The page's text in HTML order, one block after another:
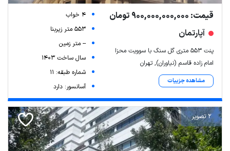
قیمت: 900,000,000,000 تومان
آپارتمان
پنت ۵۵۳ متری گل سنگ با سوویت محزا
امام زاده قاسم (نیاوران), تهران
مشاهده جزییات
4 خواب
553 متر زیربنا
-- متر زمین
سال ساخت 1403
شماره طبقه: 11
آسانسور: دارد
2 تصویر